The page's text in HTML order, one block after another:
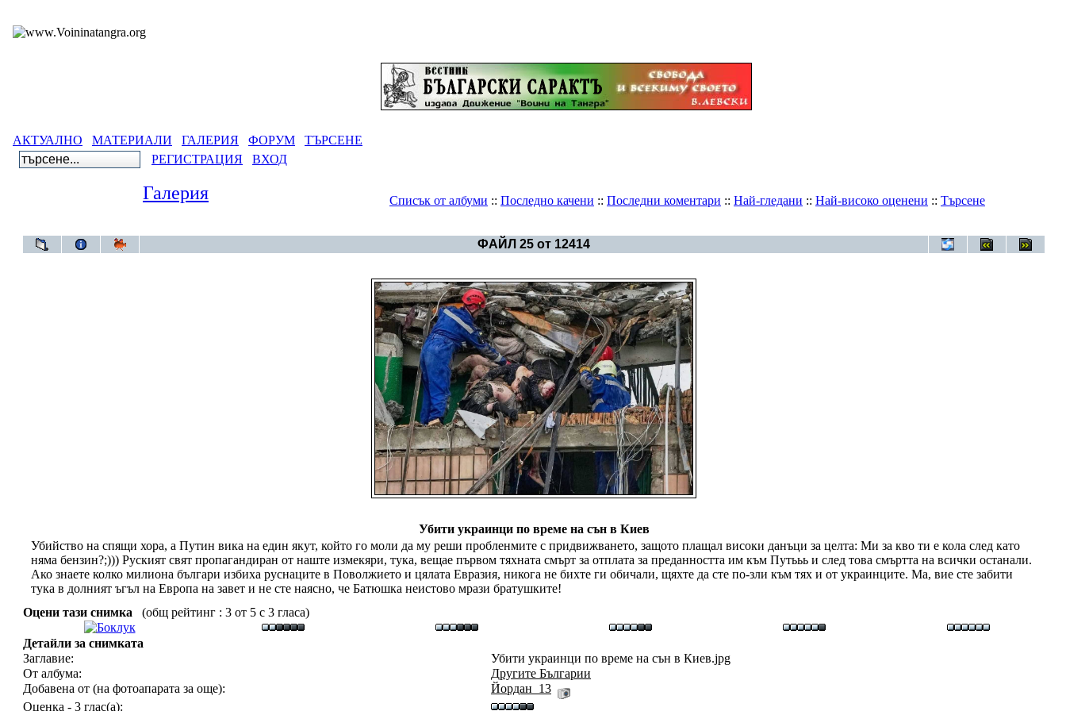
АКТУАЛНО МАТЕРИАЛИ ГАЛЕРИЯ ФОРУМ
ТЪРСЕНЕ
РЕГИСТРАЦИЯ
ВХОД
Галерия Списък от албуми :: Последно качени :: Последни коментари :: Най-гледани :: Най-високо оценени :: Търсене
ФАЙЛ 25 от 12414
Убити украинци по време на сън в Киев
Убийство на спящи хора, а Путин вика на един якут, който го моли да му реши пробленмите с придвижването, защото плащал високи данъци за целта: Ми за кво ти е кола след като
няма бензин?;))) Руският свят пропагандиран от наште измекяри, тука, вещае първом тяхната смърт за отплата за преданността им към Путььь и след това смъртта на всички останали.
Ако знаете колко милиона българи избиха руснаците в Поволжието и цялата Евразия, никога не бихте ги обичали, щяхте да сте по-зли към тях и от украинците. Ма, вие сте забити
тука в долният ъгъл на Европа на завет и не сте наясно, че Батюшка неистово мрази братушките!
Оцени тази снимка
(общ рейтинг : 3 от 5 с 3 гласа)
Детайли за снимката
Заглавие:
Убити украинци по време на сън в Киев.jpg
От албума:
Другите Българии
Добавена от (на фотоапарата за още):
Йордан_13
Оценка - 3 глас(а):